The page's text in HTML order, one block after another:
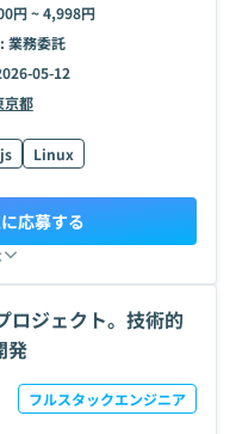
円 ~ 4,998円
業務委託
05-12
京都
Linux
応募する
ロジェクト。技術的
発
フルスタックエンジニア